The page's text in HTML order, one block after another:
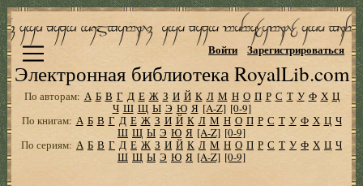
Электронная библиотека RoyalLib.com
Войти Зарегистрироваться
По авторам: А Б В Г Д Е Ж З И Й К Л М Н О П Р С Т У Ф Х Ц
Ч Ш Щ Ы Э Ю Я [A-Z] [0-9]
По книгам: А Б В Г Д Е Ж З И Й К Л М Н О П Р С Т У Ф Х Ц Ч
Ш Щ Ы Э Ю Я [A-Z] [0-9]
По сериям: А Б В Г Д Е Ж З И Й К Л М Н О П Р С Т У Ф Х Ц Ч
Ш Щ Ы Э Ю Я [A-Z] [0-9]